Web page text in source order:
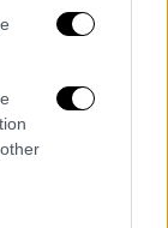
ανέφερε ο
μια